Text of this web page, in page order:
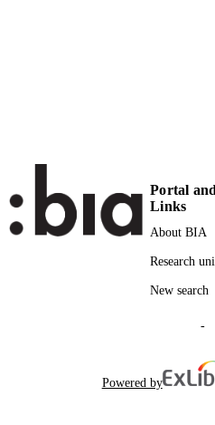
SCOPUS ID
COPYRIGHT
RESOURCE
Journal
Portal
Links
About BIA
Research
New search
-
Powered by